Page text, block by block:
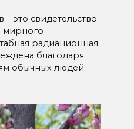
это свидетельство
мирного
радиационная
благодаря
обычных людей.